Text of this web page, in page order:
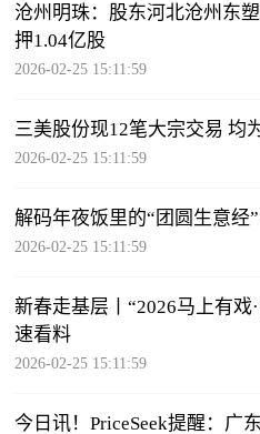
沧州明珠：股东河北沧州东
押1.04亿股
2026-02-25 15:11:59
三美股份现12笔大宗交易 均
2026-02-25 15:11:59
解码年夜饭里的“团圆生意经
2026-02-25 15:11:59
新春走基层丨“2026马上有戏
速看料
2026-02-25 15:11:59
今日讯！PriceSeek提醒：广